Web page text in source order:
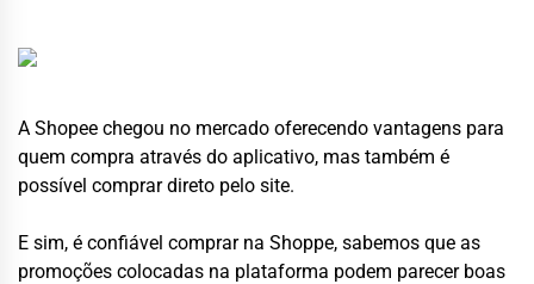
A Shopee chegou no mercado oferecendo vantagens para
quem compra através do aplicativo, mas também é
possível comprar direto pelo site.
E sim, é confiável comprar na Shoppe, sabemos que as
promoções colocadas na plataforma podem parecer boas